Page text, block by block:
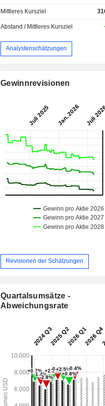
Mittleres Kursziel
Abstand / Mittleres Kursziel
Analystenschätzungen
Gewinnrevisionen
Revisionen der Schätzungen
Quartalsumsätze -
Abweichungsrate